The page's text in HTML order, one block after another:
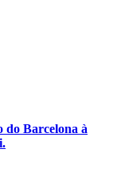
do Barcelona à